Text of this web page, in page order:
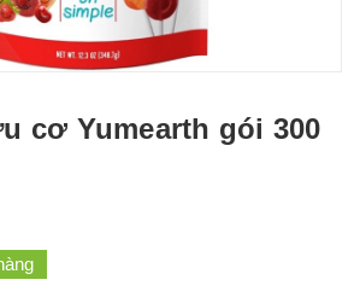
cơ Yumearth gói 300